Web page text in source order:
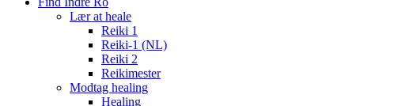
Lær at heale
Reiki 1
Reiki-1 (NL)
Reiki 2
Reikimester
Modtag healing
Healing